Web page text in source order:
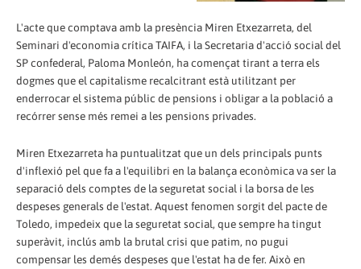
L'acte que comptava amb la presència Miren Etxezarreta, del
Seminari d'economia crítica TAIFA, i la Secretaria d'acció social del
SP confederal, Paloma Monleón, ha començat tirant a terra els
dogmes que el capitalisme recalcitrant està utilitzant per
enderrocar el sistema públic de pensions i obligar a la població a
recórrer sense més remei a les pensions privades.
Miren Etxezarreta ha puntualitzat que un dels principals punts
d'inflexió pel que fa a l'equilibri en la balança econòmica va ser la
separació dels comptes de la seguretat social i la borsa de les
despeses generals de l'estat. Aquest fenomen sorgit del pacte de
Toledo, impedeix que la seguretat social, que sempre ha tingut
superàvit, inclús amb la brutal crisi que patim, no pugui
compensar les demés despeses que l'estat ha de fer. Això en